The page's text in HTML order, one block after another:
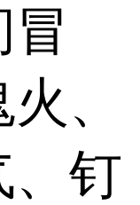
、
、钉